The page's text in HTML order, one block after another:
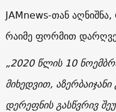
JAMnews-თან აღნიშნა,
რაიმე ფორმით
„2020 წლის 10
მიხედვით,
დერეფნის გასწვრივ